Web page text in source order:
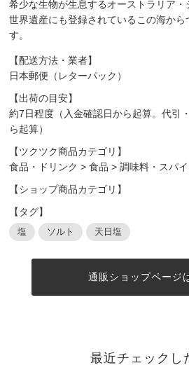
希少な生物が生息するオーストラリア・
世界遺産にも登録されているこの海か
す。
【配送方法・業者】
日本郵便（レターパック）
【出荷の目安】
約7日程度（入金確認日から起算。代引
ら起算）
【ツクツク商品カテゴリ】
食品・ドリンク >食品 >調味料・スパ
【ショップ商品カテゴリ】
【タグ】
塩 ソルト 天日塩
通販ショップページ
最近チェックし